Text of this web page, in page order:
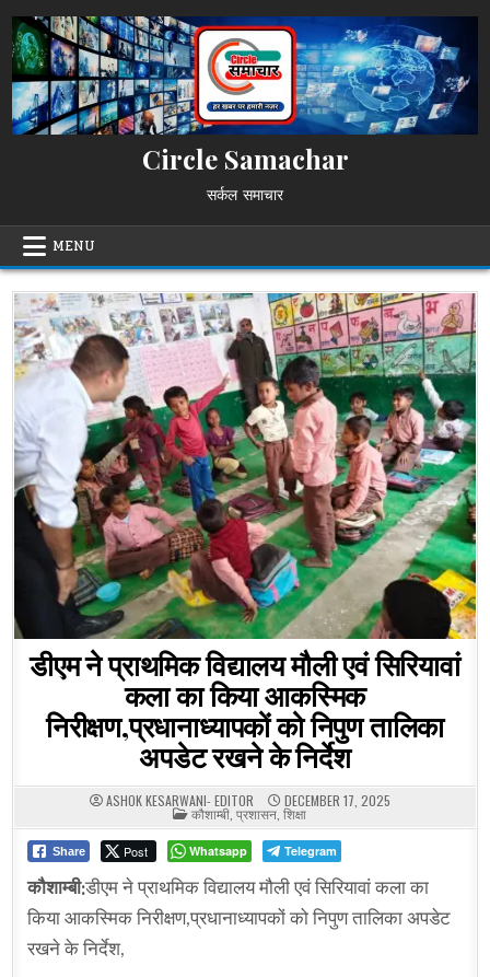
to
content
Circle Samachar
सर्कल समाचार
MENU
डीएम ने प्राथमिक विद्यालय मौली एवं सिरियावां
कला का किया आकस्मिक
निरीक्षण,प्रधानाध्यापकों को निपुण तालिका
अपडेट रखने के निर्देश
ASHOK KESARWANI- EDITOR DECEMBER 17, 2025
POSTED
IN
कौशाम्बी प्रशासन शिक्षा
Share Post Whatsapp Telegram
कौशाम्बी:डीएम ने प्राथमिक विद्यालय मौली एवं सिरियावां कला का
किया आकस्मिक निरीक्षण,प्रधानाध्यापकों को निपुण तालिका अपडेट
रखने के निर्देश,